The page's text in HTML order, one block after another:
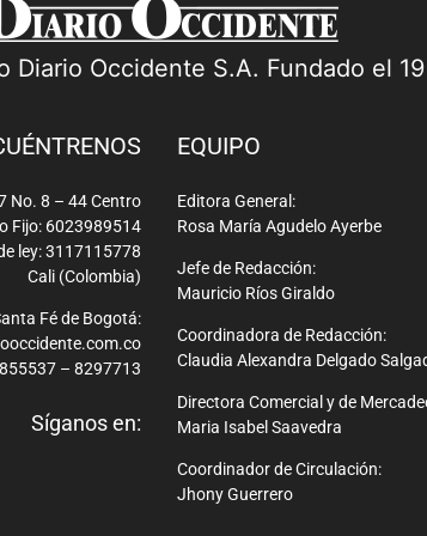
Diario Occidente S.A. Fundado el
No. 8 – 44 Centro
Fijo: 6023989514
ley: 3117115778
Cali (Colombia)
Fé de Bogotá:
– 8297713
Síganos en:
EQUIPO
Editora General:
Rosa María Agudelo Ayerbe
Jefe de Redacción:
Mauricio Ríos Giraldo
Coordinadora de Redacción:
Claudia Alexandra Delgado
Directora Comercial y de
Maria Isabel Saavedra
Coordinador de Circulación:
Jhony Guerrero